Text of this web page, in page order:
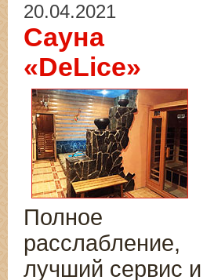
20.04.2021
Сауна
«DeLice»
Полное
расслабление,
лучший сервис и